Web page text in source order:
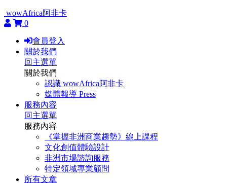
wowAfrica阿非卡
0
會員登入
關於我們
回主選單
關於我們
認識 wowAfrica阿非卡
媒體報導 Press
服務內容
回主選單
服務內容
《掌握非洲商業趨勢》線上課程
文化創值體驗設計
非洲市場諮詢服務
特定領域專業顧問
所有文章